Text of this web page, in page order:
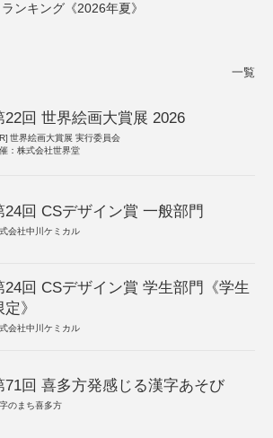
ンキング《2026年夏》
一覧
22回 世界絵画大賞展 2026
世界絵画大賞展 実行委員会
：株式会社世界堂
24回 CSデザイン賞 一般部門
会社中川ケミカル
24回 CSデザイン賞 学生部門《学生
定》
会社中川ケミカル
71回 喜多方発感じる漢字あそび
のまち喜多方